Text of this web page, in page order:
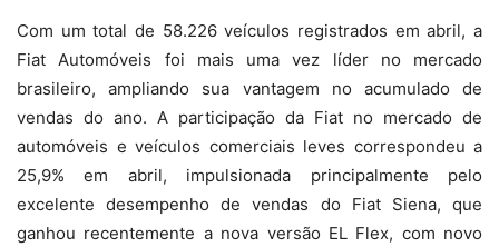
Com um total de 58.226 veículos registrados em abril, a
Fiat Automóveis foi mais uma vez líder no mercado
brasileiro, ampliando sua vantagem no acumulado de
vendas do ano. A participação da Fiat no mercado de
automóveis e veículos comerciais leves correspondeu a
25,9% em abril, impulsionada principalmente pelo
excelente desempenho de vendas do Fiat Siena, que
ganhou recentemente a nova versão EL Flex, com novo